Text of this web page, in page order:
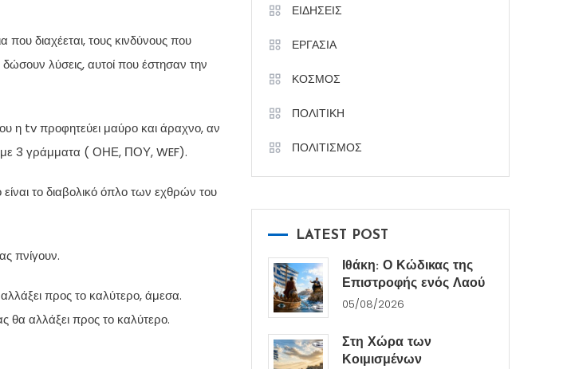
διαχέεται, τους κινδύνους που
λύσεις, αυτοί που έστησαν την
η tv προφητεύει μαύρο και άραχνο, αν
με 3 γράμματα ( ΟΗΕ, ΠΟΥ, WEF).
το διαβολικό όπλο των εχθρών του
πνίγουν.
προς το καλύτερο, άμεσα.
θα αλλάξει προς το καλύτερο.
ΕΙΔΗΣΕΙΣ
ΕΡΓΑΣΙΑ
ΚΟΣΜΟΣ
ΠΟΛΙΤΙΚΗ
ΠΟΛΙΤΙΣΜΟΣ
LATEST POST
Ιθάκη: Ο Κώδικας της
Επιστροφής ενός Λαού
05/08/2026
Στη Χώρα των
Κοιμισμένων